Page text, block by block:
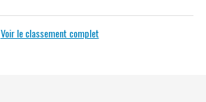
Voir le classement complet